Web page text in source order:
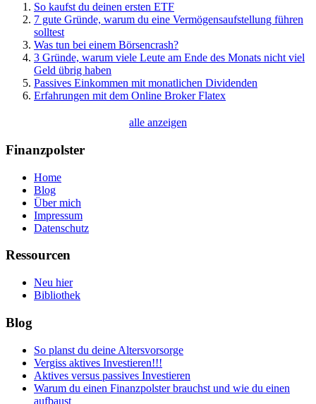
So kaufst du deinen ersten ETF
7 gute Gründe, warum du eine Vermögensaufstellung führen
solltest
Was tun bei einem Börsencrash?
3 Gründe, warum viele Leute am Ende des Monats nicht viel
Geld übrig haben
Passives Einkommen mit monatlichen Dividenden
Erfahrungen mit dem Online Broker Flatex
alle anzeigen
Finanzpolster
Home
Blog
Über mich
Impressum
Datenschutz
Ressourcen
Neu hier
Bibliothek
Blog
So planst du deine Altersvorsorge
Vergiss aktives Investieren!!!
Aktives versus passives Investieren
Warum du einen Finanzpolster brauchst und wie du einen
aufbaust